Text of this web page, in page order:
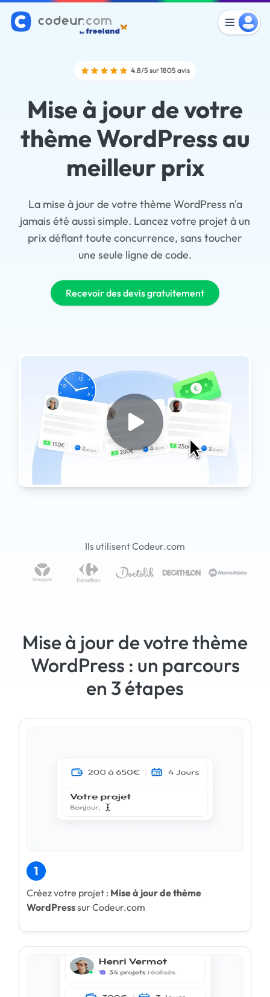
4.8/5 sur 1805 avis
Mise à jour de votre
thème WordPress au
meilleur prix
La mise à jour de votre thème WordPress n'a
jamais été aussi simple. Lancez votre projet à un
prix défiant toute concurrence, sans toucher
une seule ligne de code.
Recevoir des devis gratuitement
Ils utilisent Codeur.com
Mise à jour de votre thème
WordPress : un parcours
en 3 étapes
1
Créez votre projet : Mise à jour de thème
WordPresssur Codeur.com